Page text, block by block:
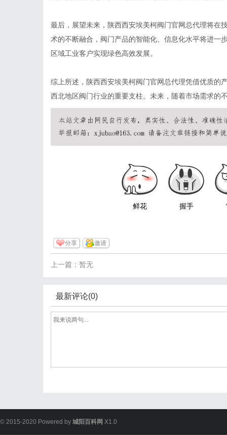
最后，展望未来，陕西西安埃美柯阀门官网总代理将在
术的不断融合，阀门产品的智能化、信息化水平将进一
区域工业客户实现绿色高效发展。
综上所述，陕西西安埃美柯阀门官网总代理凭借优质的
西北地区阀门行业的重要支柱。未来，随着市场需求的
鲜花 握手
分享 邀请
上一篇：暂无
最新评论(0)
© 2015-2020 Powered by 城阳百科网 X1.0